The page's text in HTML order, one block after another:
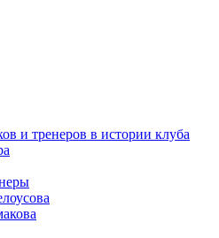
и тренеров в истории клуба